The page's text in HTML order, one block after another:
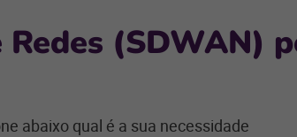
(SDWAN)
abaixo qual é a sua necessidade